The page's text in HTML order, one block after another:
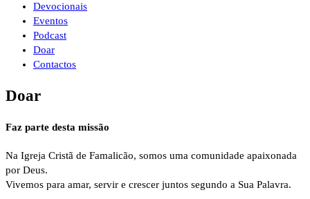
Devocionais
Eventos
Podcast
Doar
Contactos
Doar
Faz parte desta missão
Na Igreja Cristã de Famalicão, somos uma comunidade apaixonada
por Deus.
Vivemos para amar, servir e crescer juntos segundo a Sua Palavra.